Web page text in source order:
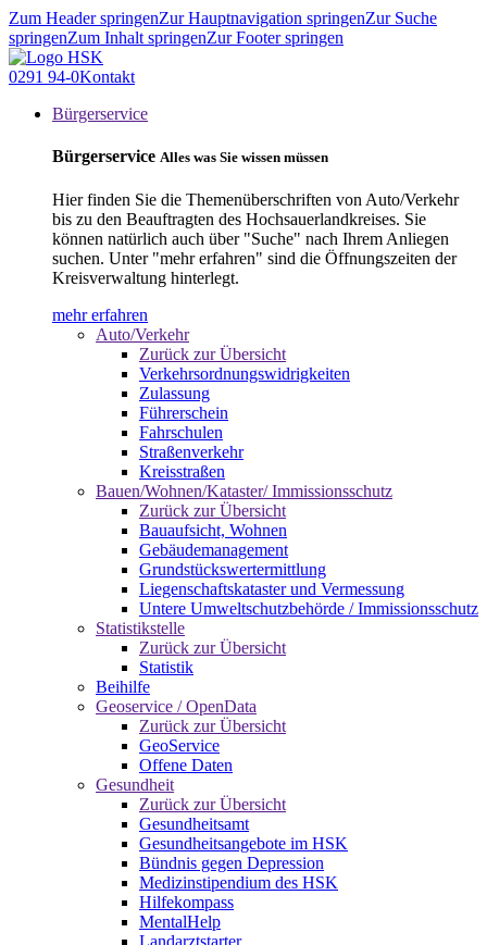
Zum Header springenZur Hauptnavigation springenZur Suche
springenZum Inhalt springenZur Footer springen
0291 94-0Kontakt
Bürgerservice
Bürgerservice Alles was Sie wissen müssen
Hier finden Sie die Themenüberschriften von Auto/Verkehr
bis zu den Beauftragten des Hochsauerlandkreises. Sie
können natürlich auch über "Suche" nach Ihrem Anliegen
suchen. Unter "mehr erfahren" sind die Öffnungszeiten der
Kreisverwaltung hinterlegt.
mehr erfahren
Auto/Verkehr
Zurück zur Übersicht
Verkehrsordnungswidrigkeiten
Zulassung
Führerschein
Fahrschulen
Straßenverkehr
Kreisstraßen
Bauen/Wohnen/Kataster/ Immissionsschutz
Zurück zur Übersicht
Bauaufsicht, Wohnen
Gebäudemanagement
Grundstückswertermittlung
Liegenschaftskataster und Vermessung
Untere Umweltschutzbehörde / Immissionsschutz
Statistikstelle
Zurück zur Übersicht
Statistik
Beihilfe
Geoservice / OpenData
Zurück zur Übersicht
GeoService
Offene Daten
Gesundheit
Zurück zur Übersicht
Gesundheitsamt
Gesundheitsangebote im HSK
Bündnis gegen Depression
Medizinstipendium des HSK
Hilfekompass
MentalHelp
Landarztstarter